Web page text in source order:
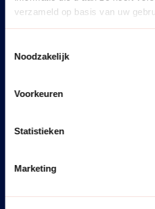
verzameld op basis van uw
Noodzakelijk
Voorkeuren
Statistieken
Marketing
Maecenas vitae metus ac